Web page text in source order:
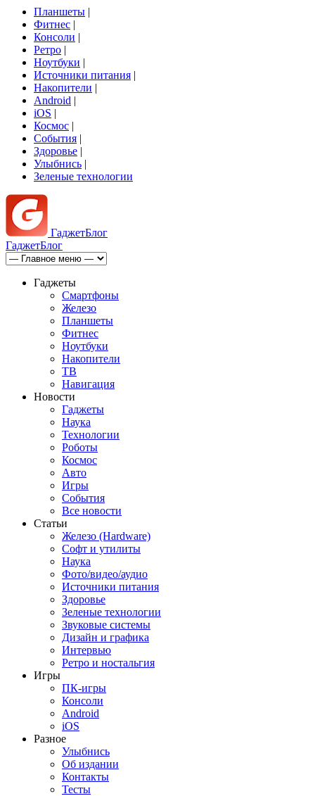
Планшеты |
Фитнес |
Консоли |
Ретро |
Ноутбуки |
Источники питания |
Накопители |
Android |
iOS |
Космос |
События |
Здоровье |
Улыбнись |
Зеленые технологии
ГаджетБлог
ГаджетБлог
Гаджеты
Смартфоны
Железо
Планшеты
Фитнес
Ноутбуки
Накопители
ТВ
Навигация
Новости
Гаджеты
Наука
Технологии
Роботы
Космос
Авто
Игры
События
Все новости
Статьи
Железо (Hardware)
Софт и утилиты
Наука
Фото/видео/аудио
Источники питания
Здоровье
Зеленые технологии
Звуковые системы
Дизайн и графика
Интервью
Ретро и ностальгия
Игры
ПК-игры
Консоли
Android
iOS
Разное
Улыбнись
Об издании
Контакты
Тесты